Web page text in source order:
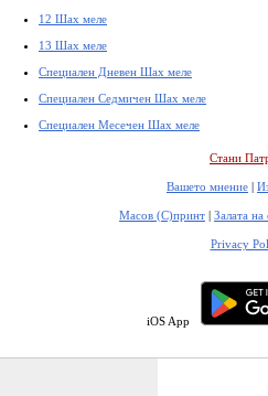
12 Шах меле
13 Шах меле
Специален Дневен Шах меле
Специален Седмичен Шах меле
Специален Месечен Шах меле
Стани
Вашето мнение |
Масов (С)принт | Залата на
Privacy
iOS App